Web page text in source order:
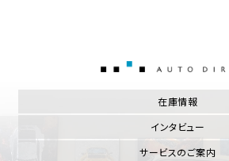
在庫情報
インタビュー
サービスのご案内